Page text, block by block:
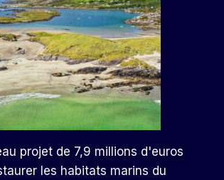
projet de 7,9 millions d'euros
les habitats marins du